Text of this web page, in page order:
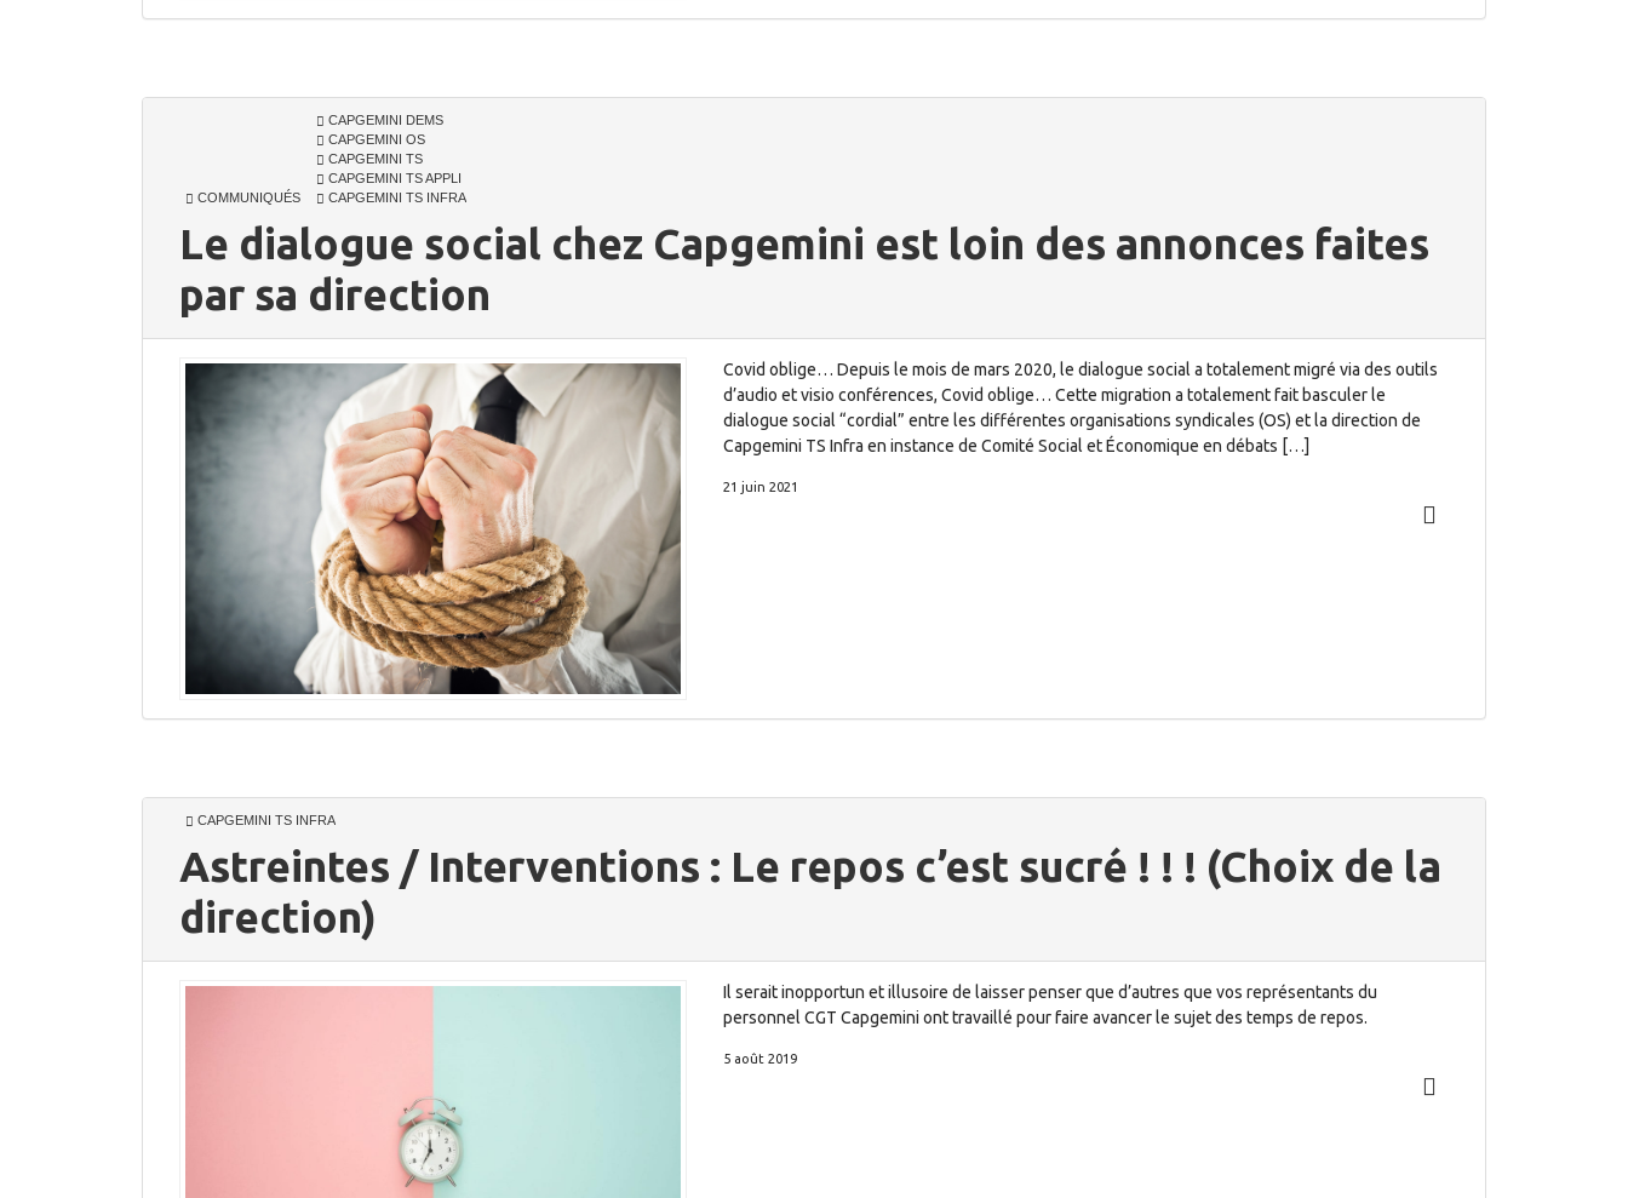
COMMUNIQUÉS
CAPGEMINI DEMS
CAPGEMINI OS
CAPGEMINI TS
CAPGEMINI TS APPLI
CAPGEMINI TS INFRA
Le dialogue social chez Capgemini est loin des annonces faites
par sa direction
Covid oblige… Depuis le mois de mars 2020, le dialogue social a totalement migré via des outils
d’audio et visio conférences, Covid oblige… Cette migration a totalement fait basculer le
dialogue social “cordial” entre les différentes organisations syndicales (OS) et la direction de
Capgemini TS Infra en instance de Comité Social et Économique en débats […]
21 juin 2021
CAPGEMINI TS INFRA
Astreintes / Interventions : Le repos c’est sucré ! ! ! (Choix de la
direction)
Il serait inopportun et illusoire de laisser penser que d’autres que vos représentants du
personnel CGT Capgemini ont travaillé pour faire avancer le sujet des temps de repos.
5 août 2019